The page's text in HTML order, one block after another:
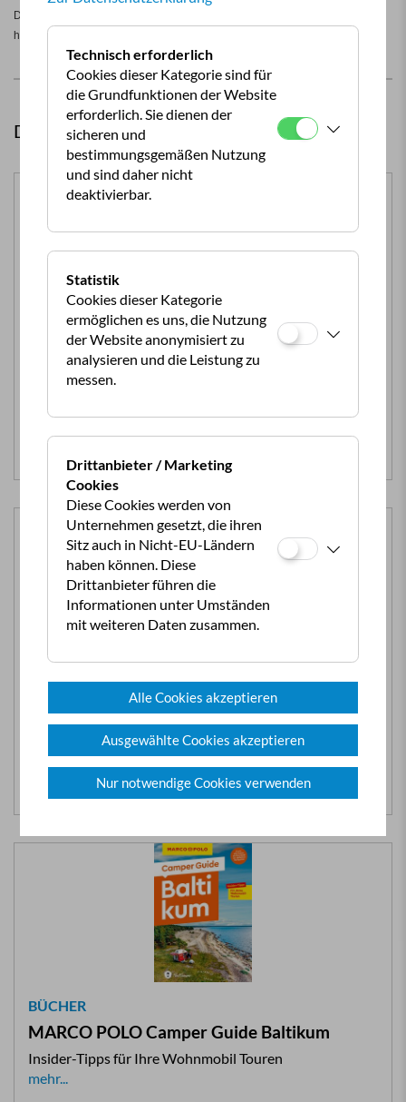
Die ÖCC-Deichselhaube ist
hochwertig verarbeitet und ist für
Diese Produkte könnten Sie auch interessieren:
BÜCHER
FKK Reiseführer Europa 2026
Die besten Anlagen, die schönsten Strände
€
ÖCC Wertgutschein € 15,00
ÖCC-Wertgutschein, einlösbar auf alle…
In den Warenkorb € 15,00
BÜCHER
MARCO POLO Camper Guide Baltikum
Insider-Tipps für Ihre Wohnmobil Touren
mehr...
Technisch erforderlich
Cookies dieser Kategorie sind für
die Grundfunktionen der Website
erforderlich. Sie dienen der
sicheren und
bestimmungsgemäßen Nutzung
und sind daher nicht
deaktivierbar.
Statistik
Cookies dieser Kategorie
ermöglichen es uns, die Nutzung
der Website anonymisiert zu
analysieren und die Leistung zu
messen.
Drittanbieter / Marketing
Cookies
Diese Cookies werden von
Unternehmen gesetzt, die ihren
Sitz auch in Nicht-EU-Ländern
haben können. Diese
Drittanbieter führen die
Informationen unter Umständen
mit weiteren Daten zusammen.
Alle Cookies akzeptieren
Ausgewählte Cookies akzeptieren
Nur notwendige Cookies verwenden